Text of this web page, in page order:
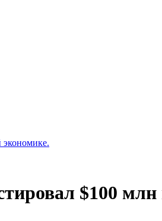
экономике.
$100